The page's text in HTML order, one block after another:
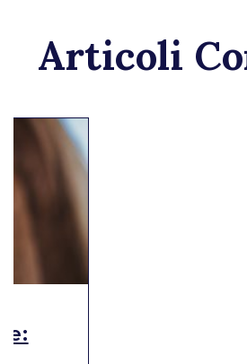
Articoli